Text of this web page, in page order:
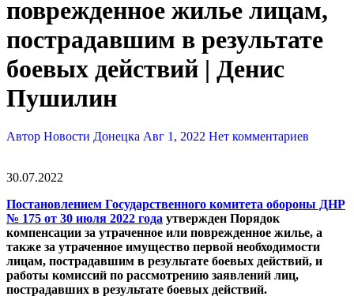
поврежденное жилье лицам,
пострадавшим в результате
боевых действий | Денис
Пушилин
Автор Новости Донецка Авг 1, 2022 Нет комментариев
30.07.2022
Постановлением Государственного комитета обороны ДНР
№ 175 от 30 июля 2022 года утвержден Порядок
компенсации за утраченное или поврежденное жилье, а
также за утраченное имущество первой необходимости
лицам, пострадавшим в результате боевых действий, и
работы комиссий по рассмотрению заявлений лиц,
пострадавших в результате боевых действий.